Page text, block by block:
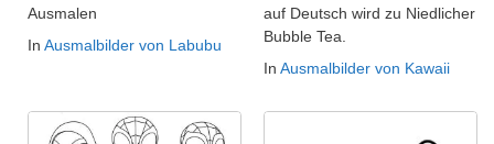
Ausmalen
In Ausmalbilder von Labubu
auf Deutsch wird zu Niedlicher
Bubble Tea.
In Ausmalbilder von Kawaii